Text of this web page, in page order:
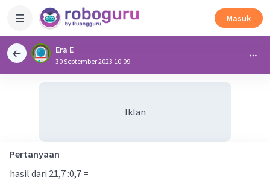
Masuk
Era E
30 September 2023 10:09
Iklan
Pertanyaan
hasil dari 21,7 :0,7 =